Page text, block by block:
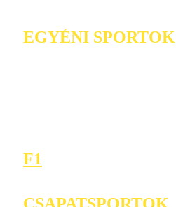
EGYÉNI SPORTOK
F1